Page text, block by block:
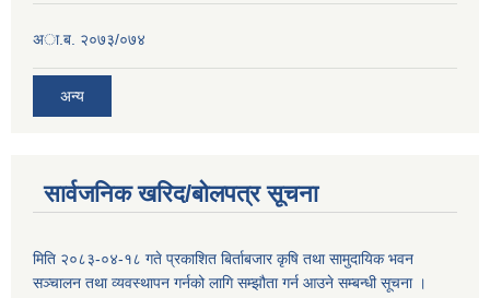
अा.ब. २०७३/०७४
अन्य
सार्वजनिक खरिद/बोलपत्र सूचना
मिति २०८३-०४-१८ गते प्रकाशित बिर्ताबजार कृषि तथा सामुदायिक भवन
सञ्चालन तथा व्यवस्थापन गर्नको लागि सम्झौता गर्न आउने सम्बन्धी सूचना ।